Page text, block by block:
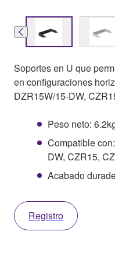
Soportes en U que
en configuraciones
DZR15W/15-DW,
Peso neto:
Compatible
DW, CZR15,
Acabado
Registro